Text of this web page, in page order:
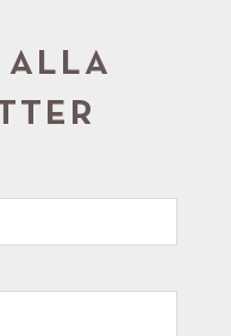
ALLA